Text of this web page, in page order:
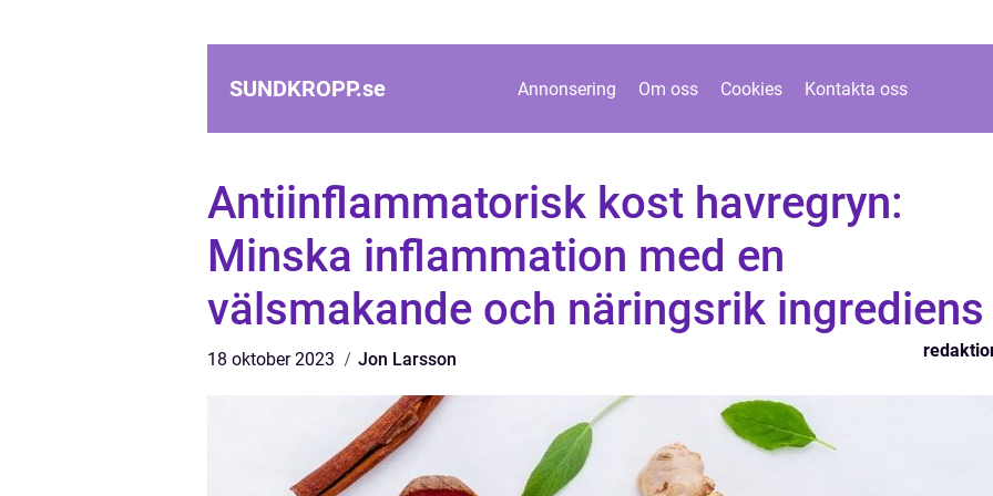
SUNDKROPP.se Annonsering Om oss Cookies Kontakta oss
Antiinflammatorisk kost havregryn:
Minska inflammation med en
välsmakande och näringsrik ingrediens
18 oktober 2023 Jon Larsson